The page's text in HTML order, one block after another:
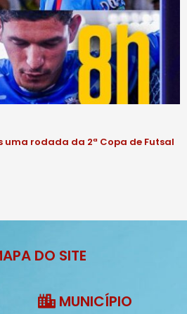
uma rodada da 2ª Copa de Futsal
DO SITE
MUNICÍPIO